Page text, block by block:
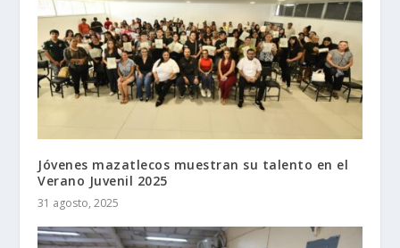
Jóvenes mazatlecos muestran su talento en el
Verano Juvenil 2025
31 agosto, 2025